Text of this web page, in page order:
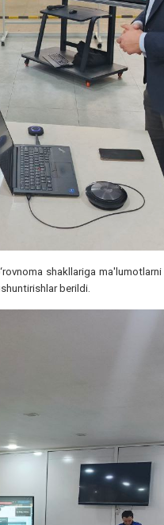
shakllariga
berildi.